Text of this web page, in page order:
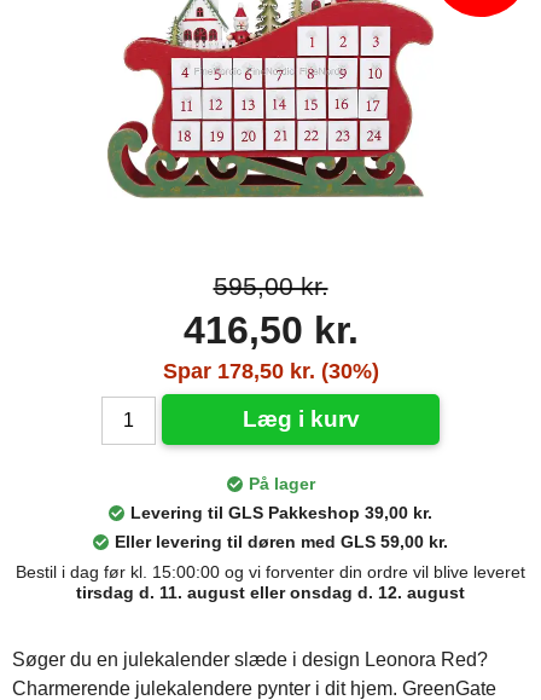
595,00 kr.
416,50 kr.
Spar 178,50 kr. (30%)
Læg i kurv
På lager
Levering til GLS Pakkeshop 39,00 kr.
Eller levering til døren med GLS 59,00 kr.
Bestil i dag før kl. 15:00:00 og vi forventer din ordre vil blive leveret
tirsdag d. 11. august eller onsdag d. 12. august
Søger du en julekalender slæde i design Leonora Red?
Charmerende julekalendere pynter i dit hjem. GreenGate